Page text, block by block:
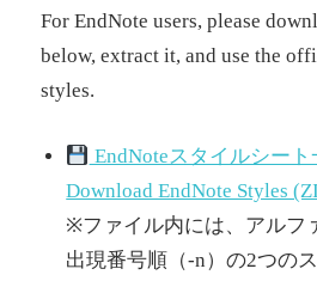
For EndNote users, please
below, extract it, and use the
styles.
EndNoteスタイルシー
Download EndNote Styles
※ファイル内には、アルフ
出現番号順（-n）の2つの